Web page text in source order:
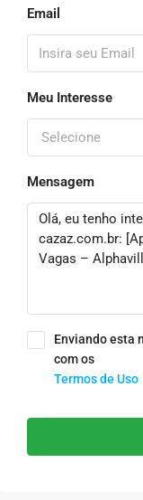
Email
Meu Interesse
Selecione
Mensagem
Enviando esta
com os
Termos de Uso